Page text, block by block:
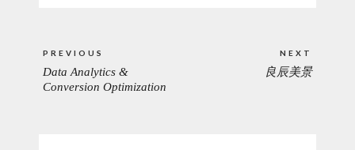
navigation
PREVIOUS
PREVIOUS
Data Analytics &
Conversion Optimization
NEXT
良辰美景